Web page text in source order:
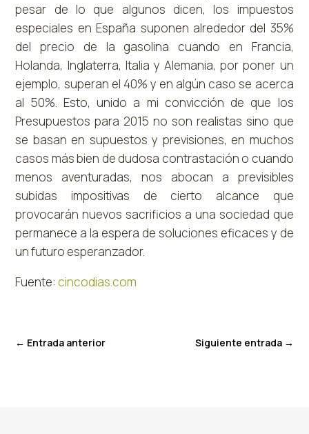
pesar de lo que algunos dicen, los impuestos
especiales en España suponen alrededor del 35%
del precio de la gasolina cuando en Francia,
Holanda, Inglaterra, Italia y Alemania, por poner un
ejemplo, superan el 40% y en algún caso se acerca
al 50%. Esto, unido a mi convicción de que los
Presupuestos para 2015 no son realistas sino que
se basan en supuestos y previsiones, en muchos
casos más bien de dudosa contrastación o cuando
menos aventuradas, nos abocan a previsibles
subidas impositivas de cierto alcance que
provocarán nuevos sacrificios a una sociedad que
permanece a la espera de soluciones eficaces y de
un futuro esperanzador.
Fuente: cincodias.com
← Entrada anterior Siguiente entrada→